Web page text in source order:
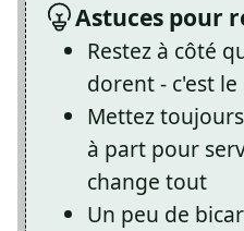
Astuces pour
Restez à côté
dorent - c'est
Mettez
à part pour
change tout
Un peu de